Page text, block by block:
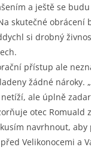
a ještě se
skutečné obrácení
si drobný
přístup ale
žádné nároky.
ale úplně
otec Romuald
navrhnout,
Velikonocemi a